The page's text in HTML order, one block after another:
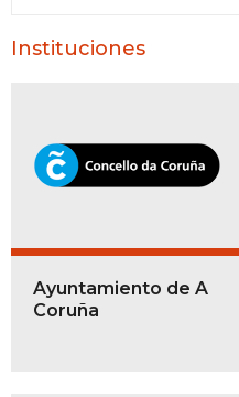
Instituciones
Ayuntamiento de A
Coruña